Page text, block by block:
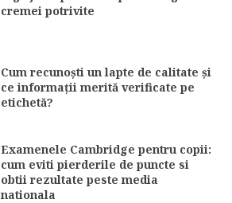
cremei potrivite
Cum recunoști un lapte de calitate și
ce informații merită verificate pe
etichetă?
Examenele Cambridge pentru copii:
cum eviti pierderile de puncte si
obtii rezultate peste media
nationala